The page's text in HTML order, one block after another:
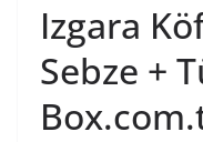
Izgara
Sebze +